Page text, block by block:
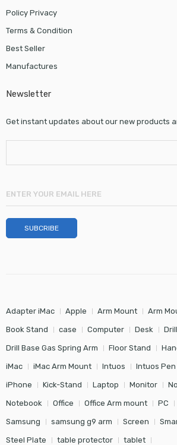
Policy Privacy
Terms & Condition
Best Seller
Manufactures
Newsletter
Get instant updates about our new products
Adapter iMac Apple Arm Mount Arm
Book Stand case Computer Desk
Drill Base Gas Spring Arm Floor Stand
iMac iMac Arm Mount Intuos Intuos Pen
iPhone Kick-Stand Laptop Monitor
Notebook Office Office Arm mount PC
Samsung samsung g9 arm Screen
Steel Plate table protector tablet